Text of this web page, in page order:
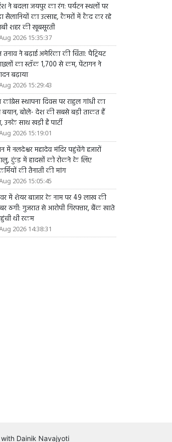
ने बदला जयपुर का रंग: पर्यटन स्थलों पर
सैलानियों का उत्साह, कैमरों में कैद कर रहे
शहर की खूबसूरती
2026 15:35:37
तनाव ने बढ़ाई अमेरिका की चिंता: पैट्रियट
का स्टॉक 1,700 से कम, पेंटागन ने
बढ़ाया
2026 15:29:43
कांग्रेस स्थापना दिवस पर राहुल गांधी का
बयान, बोले- देश की सबसे बड़ी ताकत हैं
उनके साथ खड़ी है पार्टी
2026 15:19:01
में नलदेश्वर महादेव मंदिर पहुंचेंगे हजारों
कुंड में हादसों को रोकने के लिए
की तैनाती की मांग
2026 15:05:45
में शेयर बाजार के नाम पर 49 लाख की
ठगी: गुजरात से आरोपी गिरफ्तार, बैंक खाते
थी रकम
2026 14:38:31
Dainik Navajyoti